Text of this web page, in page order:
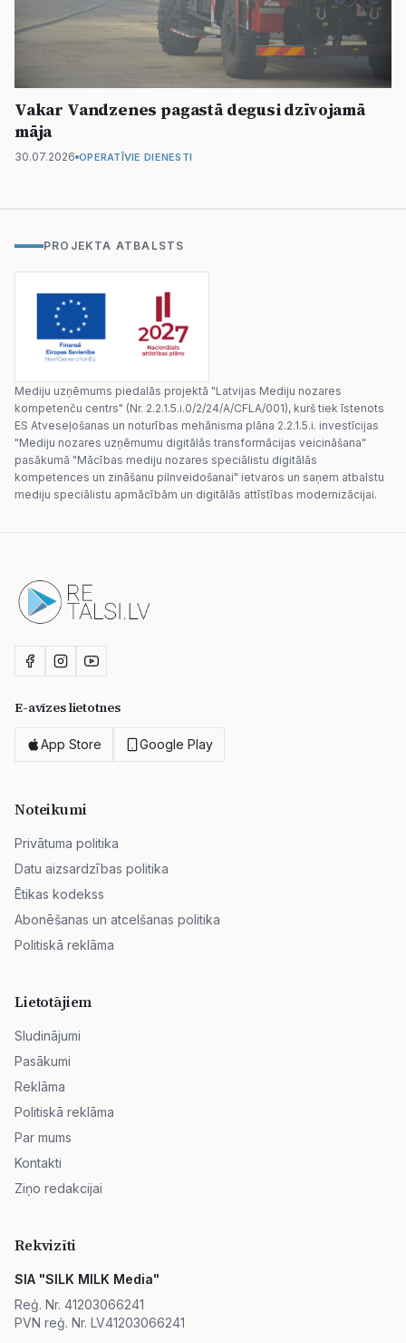
Vakar Vandzenes pagastā degusi dzīvojamā
māja
30.07.2026 OPERATĪVIE DIENESTI
PROJEKTA ATBALSTS
Mediju uzņēmums piedalās projektā "Latvijas Mediju nozares
kompetenču centrs" (Nr. 2.2.1.5.i.0/2/24/A/CFLA/001), kurš tiek īstenots
ES Atveseļošanas un noturības mehānisma plāna 2.2.1.5.i. investīcijas
"Mediju nozares uzņēmumu digitālās transformācijas veicināšana"
pasākumā "Mācības mediju nozares speciālistu digitālās
kompetences un zināšanu pilnveidošanai" ietvaros un saņem atbalstu
mediju speciālistu apmācībām un digitālās attīstības modernizācijai.
E-avīzes lietotnes
App Store Google Play
Noteikumi
Privātuma politika
Datu aizsardzības politika
Ētikas kodekss
Abonēšanas un atcelšanas politika
Politiskā reklāma
Lietotājiem
Sludinājumi
Pasākumi
Reklāma
Politiskā reklāma
Par mums
Kontakti
Ziņo redakcijai
Rekvizīti
SIA "SILK MILK Media"
Reģ. Nr. 41203066241
PVN reģ. Nr. LV41203066241